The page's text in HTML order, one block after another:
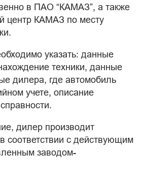
в ПАО “КАМАЗ”, а также
центр КАМАЗ по месту
указать: данные
техники, данные
дилера, где автомобиль
учете, описание
дилер производит
соответствии с действующим
заводом-